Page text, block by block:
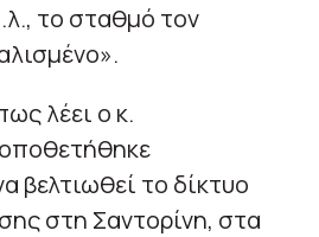
το σταθμό τον
λέει ο κ.
βελτιωθεί το δίκτυο
στη Σαντορίνη, στα